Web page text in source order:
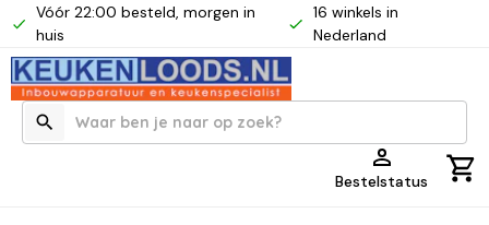
Vóór 22:00 besteld, morgen in
huis
16 winkels in
Nederland
Bestelstatus